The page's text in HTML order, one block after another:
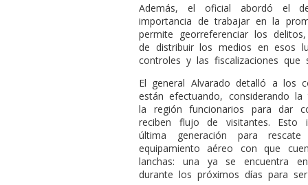
Además, el oficial abordó el
importancia de trabajar en la
permite georreferenciar los
de distribuir los medios en esos
controles y las fiscalizaciones que
El general Alvarado detalló a los
están efectuando, considerando
la región funcionarios para dar
reciben flujo de visitantes. Esto
última generación para
equipamiento aéreo con que
lanchas: una ya se encuentra
durante los próximos días para